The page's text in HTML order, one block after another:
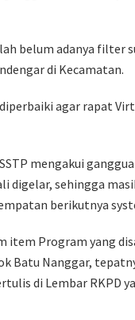
belum adanya filter
di Kecamatan.
agar rapat
mengakui
digelar, sehingga
berikutnya
item Program yang
Batu Nanggar,
di Lembar RKPD